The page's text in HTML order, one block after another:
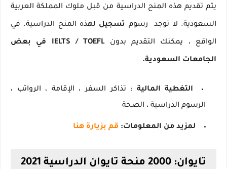
يتم تقديم هذه المنح الدراسية من قبل ملوك المملكة العربية
السعودية. لا توجد رسوم تسجيل لهذه المنح الدراسية. في
الواقع ، يمكنك التقديم بدون IELTS / TOEFL في بعض
الجامعات السعودية.
التغطية المالية : تذاكر السفر ، الإقامة ، الرواتب ،
الرسوم الدراسية ، الصحة
لمزيد من المعلومات: قم بزيارة هنا
تايوان: 2000 منحة تايوان الدراسية 2021